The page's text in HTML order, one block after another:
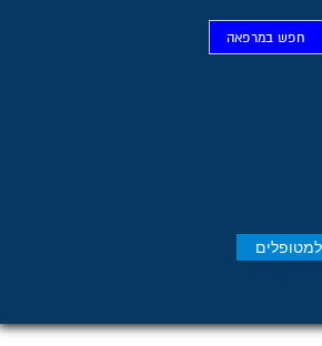
למטופלים
חפש במרפאה